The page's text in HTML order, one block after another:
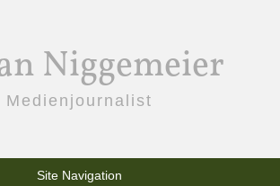
Niggemeier
Medienjournalist
Site Navigation